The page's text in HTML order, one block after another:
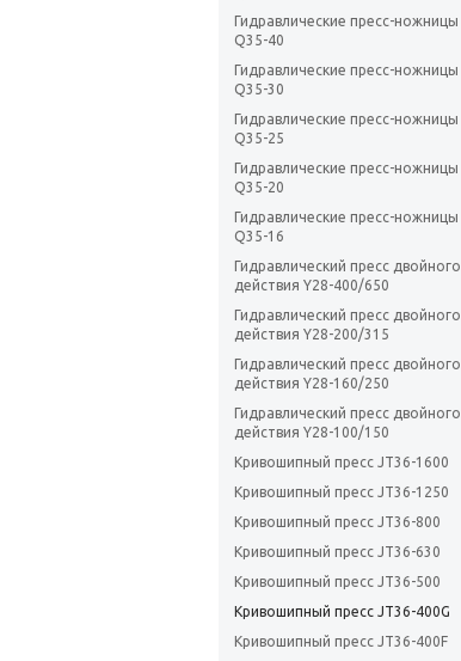
Гидравлические пресс-ножницы
Q35-40
Гидравлические пресс-ножницы
Q35-30
Гидравлические пресс-ножницы
Q35-25
Гидравлические пресс-ножницы
Q35-20
Гидравлические пресс-ножницы
Q35-16
Гидравлический пресс двойного
действия Y28-400/650
Гидравлический пресс двойного
действия Y28-200/315
Гидравлический пресс двойного
действия Y28-160/250
Гидравлический пресс двойного
действия Y28-100/150
Кривошипный пресс JT36-1600
Кривошипный пресс JT36-1250
Кривошипный пресс JT36-800
Кривошипный пресс JT36-630
Кривошипный пресс JT36-500
Кривошипный пресс JT36-400G
Кривошипный пресс JT36-400F